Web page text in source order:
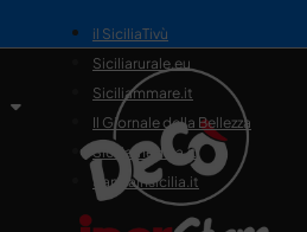
il SiciliaTivù
Siciliarurale.eu
Siciliammare.it
Il Giornale della Bellezza
Siciliamedica.it
Sanitainsicilia.it